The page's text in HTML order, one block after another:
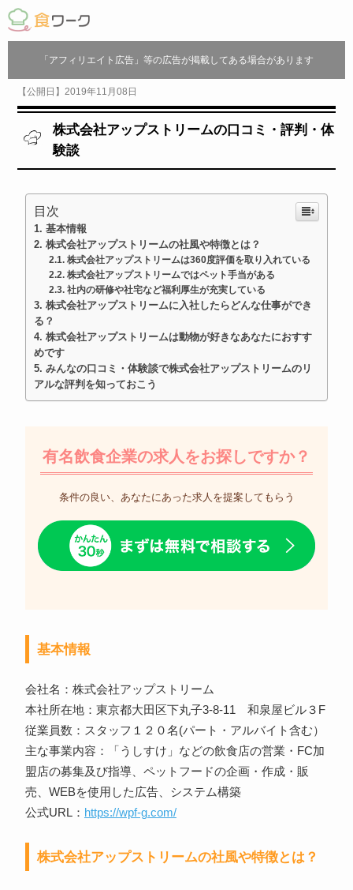
「アフィリエイト広告」等の広告が掲載してある場合があります
【公開日】2019年11月08日
株式会社アップストリームの口コミ・評判・体
験談
目次
基本情報
株式会社アップストリームの社風や特徴とは？
株式会社アップストリームは360度評価を取り入れている
株式会社アップストリームではペット手当がある
社内の研修や社宅など福利厚生が充実している
株式会社アップストリームに入社したらどんな仕事ができ
る？
株式会社アップストリームは動物が好きなあなたにおすす
めです
みんなの口コミ・体験談で株式会社アップストリームのリ
アルな評判を知っておこう
有名飲食企業の求人をお探しですか？
条件の良い、あなたにあった求人を提案してもらう
基本情報
会社名：株式会社アップストリーム
本社所在地：東京都大田区下丸子3‐8‐11 和泉屋ビル３F
従業員数：スタッフ１２０名(パート・アルバイト含む）
主な事業内容：「うしすけ」などの飲食店の営業・FC加
盟店の募集及び指導、ペットフードの企画・作成・販
売、WEBを使用した広告、システム構築
公式URL： https://wpf-g.com/
株式会社アップストリームの社風や特徴とは？